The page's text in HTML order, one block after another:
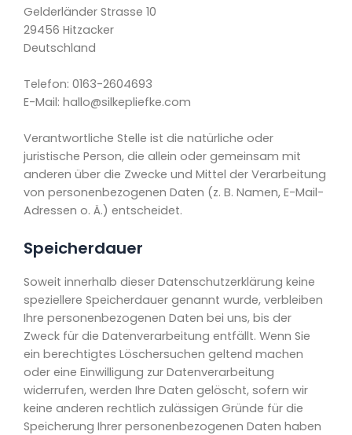
Gelderländer Strasse 10
29456 Hitzacker
Deutschland
Telefon: 0163-2604693
E-Mail: hallo@silkepliefke.com
Verantwortliche Stelle ist die natürliche oder
juristische Person, die allein oder gemeinsam mit
anderen über die Zwecke und Mittel der Verarbeitung
von personenbezogenen Daten (z. B. Namen, E-Mail-
Adressen o. Ä.) entscheidet.
Speicherdauer
Soweit innerhalb dieser Datenschutzerklärung keine
speziellere Speicherdauer genannt wurde, verbleiben
Ihre personenbezogenen Daten bei uns, bis der
Zweck für die Datenverarbeitung entfällt. Wenn Sie
ein berechtigtes Löschersuchen geltend machen
oder eine Einwilligung zur Datenverarbeitung
widerrufen, werden Ihre Daten gelöscht, sofern wir
keine anderen rechtlich zulässigen Gründe für die
Speicherung Ihrer personenbezogenen Daten haben